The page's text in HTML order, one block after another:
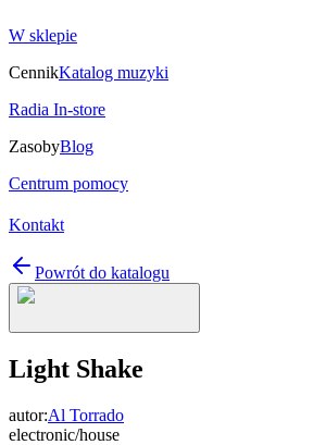
W sklepie
CennikKatalog muzyki
Radia In-store
ZasobyBlog
Centrum pomocy
Kontakt
Powrót do katalogu
Light Shake
autor:Al Torrado
electronic/house